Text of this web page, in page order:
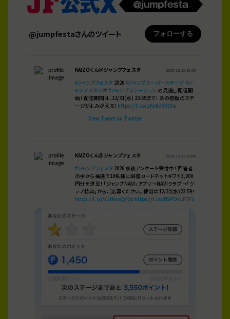
@jumpfestaさんのツイート フォローする
KAIZOくん＠ジャンプフェスタ 2025-12-25 18:00
#ジャンプフェスタ 2026#ジャンプスーパーステージ #ジ
ャンプスタジオ#ジャンプステーション の見逃し配信開
始！ 配信期間は、12/31(水) 23:59まで！ あの感動のステ
ージがよみがえる！ https://t.co/zKe6d5KtVw
View Tweet on Twitter
KAIZOくん＠ジャンプフェスタ 2025-12-23 12:00
#ジャンプフェスタ 2026 事後アンケート受付中！ 回答者
の中から抽選で10名様に図書カードネットギフト3,000
円分を進呈！ 「ジャンプNAVI」アプリ→NAVIクラブ→「ク
ラブ特典」からご応募ください。 締切は12/31(水)23:59！
https://t.co/sUiKwxQF3p https://t.co/BSPOkLP7FS